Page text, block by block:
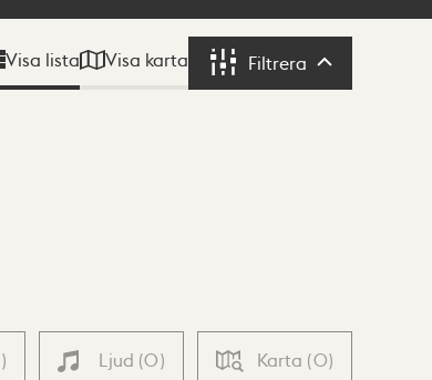
Visa lista Visa karta Filtrera Filtrera
) Ljud (0) Karta (0)